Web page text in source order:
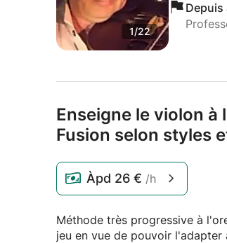
1/22
Depuis
Enseigne le violon à
Fusion selon styles
Àpd 26 € /h
Méthode très progressive à
jeu en vue de pouvoir